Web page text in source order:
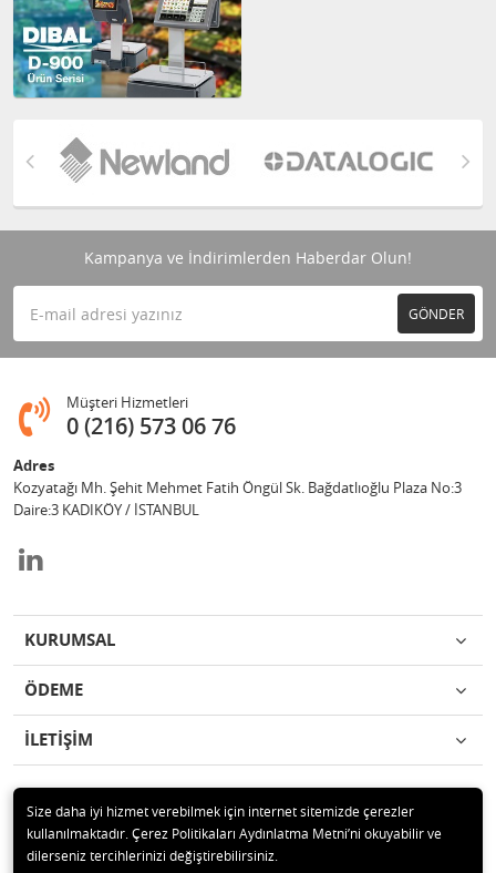
Kampanya ve İndirimlerden Haberdar Olun!
GÖNDER
Müşteri Hizmetleri
0 (216) 573 06 76
Adres
Kozyatağı Mh. Şehit Mehmet Fatih Öngül Sk. Bağdatlıoğlu Plaza No:3
Daire:3 KADIKÖY / İSTANBUL
KURUMSAL
ÖDEME
İLETİŞİM
© 2019 DENKER ELEKTRONİK VE BİLGİSAYAR SAN. TİC. A.Ş. Tüm hakları
Size daha iyi hizmet verebilmek için internet sitemizde çerezler
kullanılmaktadır. Çerez Politikaları Aydınlatma Metni’ni okuyabilir ve
dilerseniz tercihlerinizi değiştirebilirsiniz.